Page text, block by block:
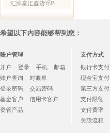
汇添富汇鑫货币B
希望以下内容能够帮到您：
账户管理
开户
登录 手机
邮箱
账户查询
对账单
登录密码
交易密码
基金客户
信用卡客户
资管产品
支付方式
银行卡支付
现金宝支付
第三方支付
支付限额
支付费率
关联流程